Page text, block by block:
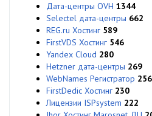
Дата-центры OVH 1344
Selectel дата-центры 662
REG.ru Хостинг 589
FirstVDS Хостинг 546
Yandex Cloud 280
Hetzner дата-центры 269
WebNames Регистратор 256
FirstDedic Хостинг 230
Лицензии ISPsystem 222